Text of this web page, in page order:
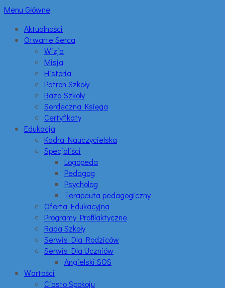
Menu Główne
Aktualności
Otwarte Serca
Wizja
Misja
Historia
Patron Szkoły
Baza Szkoły
Serdeczna Księga
Certyfikaty
Edukacja
Kadra Nauczycielska
Specjaliści
Logopeda
Pedagog
Psycholog
Terapeuta pedagogiczny
Oferta Edukacyjna
Programy Profilaktyczne
Rada Szkoły
Serwis Dla Rodziców
Serwis Dla Uczniów
Angielski SOS
Wartości
Ciasto Spokoju